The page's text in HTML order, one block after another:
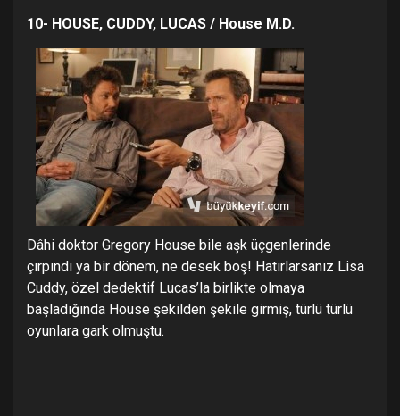
10- HOUSE, CUDDY, LUCAS / House M.D.
Dâhi doktor Gregory House bile aşk üçgenlerinde
çırpındı ya bir dönem, ne desek boş! Hatırlarsanız Lisa
Cuddy, özel dedektif Lucas’la birlikte olmaya
başladığında House şekilden şekile girmiş, türlü türlü
oyunlara gark olmuştu.